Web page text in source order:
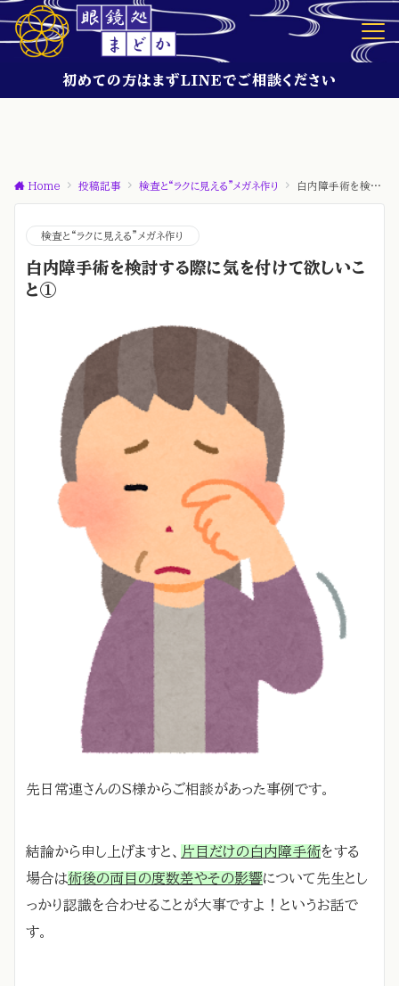
初めての方はまずLINEでご相談ください
Home 投稿記事 検査と“ラクに見える”メガネ作り 白内障手術を検討する際に気を付けて欲しいこと①
検査と“ラクに見える”メガネ作り
白内障手術を検討する際に気を付けて欲しいこ
と①
先日常連さんのS様からご相談があった事例です。
結論から申し上げますと、 片目だけの白内障手術をする
場合は術後の両目の度数差やその影響について先生とし
っかり認識を合わせることが大事ですよ！というお話で
す。